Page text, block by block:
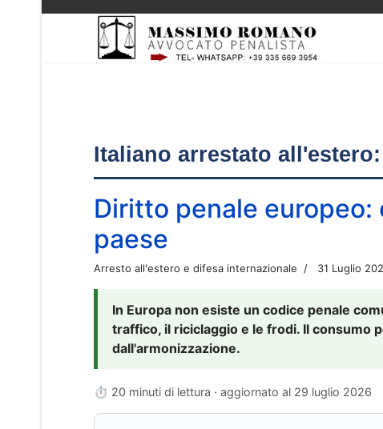
Italiano arrestato
Diritto penale europeo:
paese
Arresto all'estero e difesa internazionale 31 Luglio
In Europa non esiste un codice penale
traffico, il riciclaggio e le frodi. Il consumo
dall'armonizzazione.
⏱ 20 minuti di lettura · aggiornato al 29 luglio 2026